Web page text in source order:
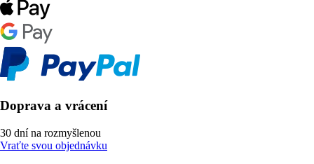
Doprava a vrácení
30 dní na rozmyšlenou
Vraťte svou objednávku